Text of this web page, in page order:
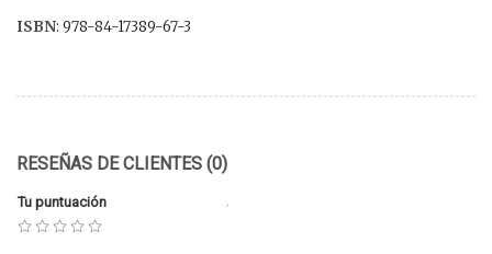
ISBN: 978-84-17389-67-3
RESEÑAS DE CLIENTES (0)
Tu puntuación